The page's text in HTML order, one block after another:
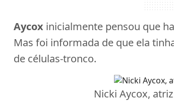
Aycox inicialmente pensou que
Mas foi informada de que ela
de células-tronco.
Nicki Aycox,